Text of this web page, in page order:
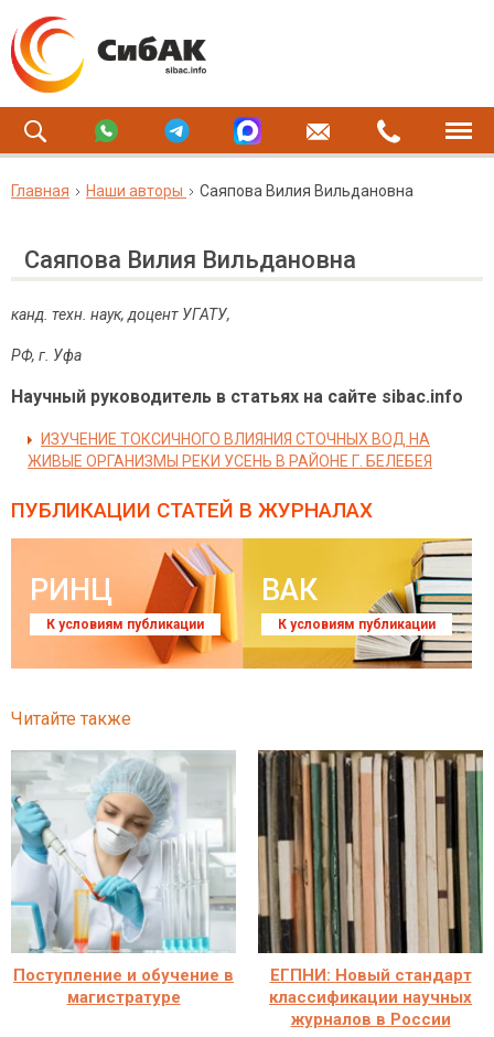
Главная Наши авторы Саяпова Вилия Вильдановна
Саяпова Вилия Вильдановна
канд. техн. наук, доцент УГАТУ,
РФ, г. Уфа
Научный руководитель в статьях на сайте sibac.info
ИЗУЧЕНИЕ ТОКСИЧНОГО ВЛИЯНИЯ СТОЧНЫХ ВОД НА
ЖИВЫЕ ОРГАНИЗМЫ РЕКИ УСЕНЬ В РАЙОНЕ Г. БЕЛЕБЕЯ
ПУБЛИКАЦИИ СТАТЕЙ В ЖУРНАЛАХ
РИНЦ
К условиям публикации
ВАК
К условиям публикации
Читайте также
Поступление и обучение в
магистратуре
ЕГПНИ: Новый стандарт
классификации научных
журналов в России